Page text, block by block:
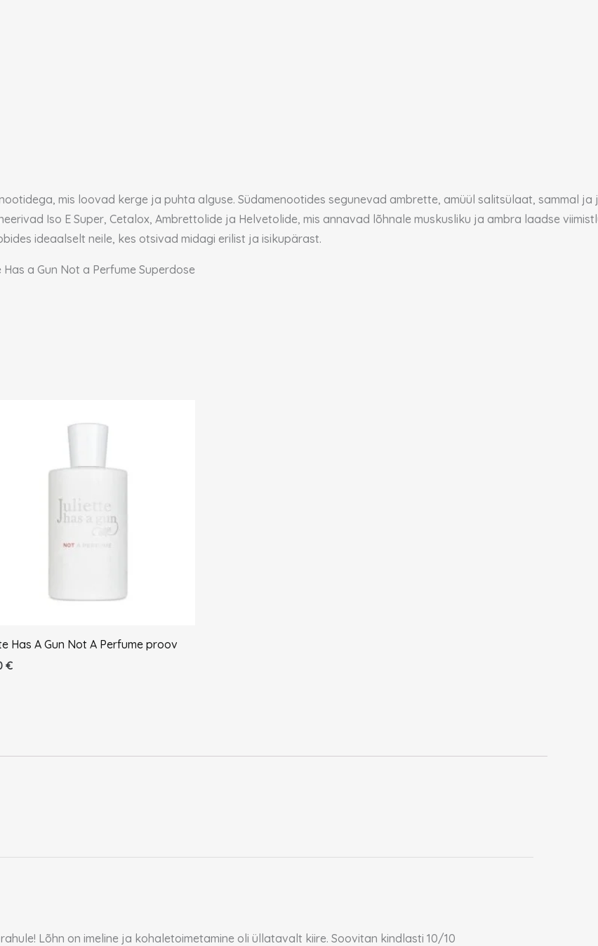
mis loovad kerge ja puhta alguse. Südamenootides segunevad ambrette, amüül salitsülaat, sammal ja
Iso E Super, Cetalox, Ambrettolide ja Helvetolide, mis annavad lõhnale muskusliku ja ambra laadse
ideaalselt neile, kes otsivad midagi erilist ja isikupärast.
a Gun Not a Perfume Superdose
Has A Gun Not A Perfume proov
€
Lõhn on imeline ja kohaletoimetamine oli üllatavalt kiire. Soovitan kindlasti 10/10